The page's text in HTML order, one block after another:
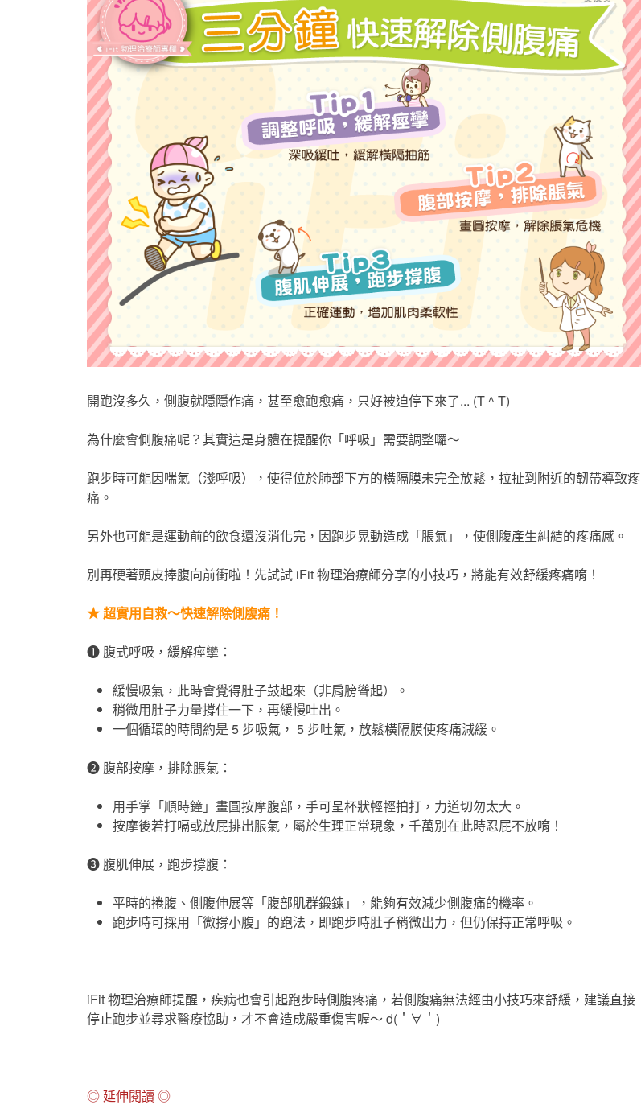
​開跑沒多久，側腹就隱隱作痛，甚至愈跑愈痛，只好被迫停下來了... (T ^ T)
為什麼會側腹痛呢？其實這是身體在提醒你「呼吸」需要調整囉～
跑步時可能因喘氣（淺呼吸），使得位於肺部下方的橫隔膜未完全放鬆，拉扯到附近的韌帶導致疼
痛。
另外也可能是運動前的飲食還沒消化完，因跑步晃動造成「脹氣」，使側腹產生糾結的疼痛感。
別再硬著頭皮捧腹向前衝啦！先試試 iFit 物理治療師分享的小技巧，將能有效舒緩疼痛唷！
★超實用自救～快速解除側腹痛！
❶ 腹式呼吸，緩解痙攣：
緩慢吸氣，此時會覺得肚子鼓起來（非肩膀聳起）。
稍微用肚子力量撐住一下，再緩慢吐出。
一個循環的時間約是 5 步吸氣， 5 步吐氣，放鬆橫隔膜使疼痛減緩。
❷ 腹部按摩，排除脹氣：
用手掌「順時鐘」畫圓按摩腹部，手可呈杯狀輕輕拍打，力道切勿太大。
按摩後若打嗝或放屁排出脹氣，屬於生理正常現象，千萬別在此時忍屁不放唷！
❸ 腹肌伸展，跑步撐腹：
平時的捲腹、側腹伸展等「腹部肌群鍛鍊」，能夠有效減少側腹痛的機率。
跑步時可採用「微撐小腹」的跑法，即跑步時肚子稍微出力，但仍保持正常呼吸。
iFit 物理治療師提醒，疾病也會引起跑步時側腹疼痛，若側腹痛無法經由小技巧來舒緩，建議直接
停止跑步並尋求醫療協助，才不會造成嚴重傷害喔～ d(＇∀＇)
◎ 延伸閱讀 ◎